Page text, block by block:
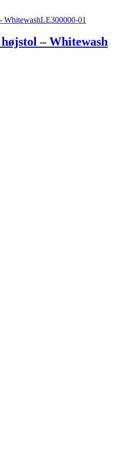
LE300000-01
– Whitewash